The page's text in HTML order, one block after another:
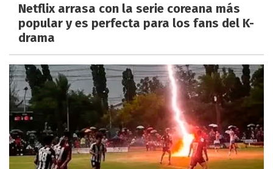
Netflix arrasa con la serie coreana más
popular y es perfecta para los fans del K-
drama